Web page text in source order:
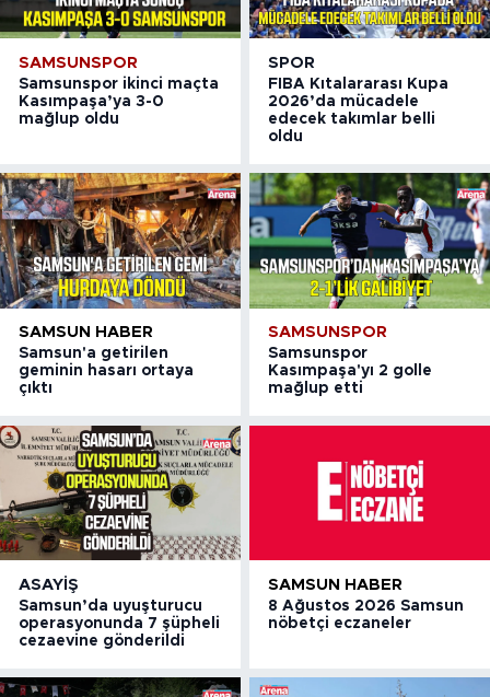
SAMSUNSPOR
Samsunspor ikinci maçta
Kasımpaşa’ya 3-0
mağlup oldu
SPOR
FIBA Kıtalararası Kupa
2026’da mücadele
edecek takımlar belli
oldu
SAMSUN HABER
Samsun'a getirilen
geminin hasarı ortaya
çıktı
SAMSUNSPOR
Samsunspor
Kasımpaşa'yı 2 golle
mağlup etti
ASAYIŞ
Samsun’da uyuşturucu
operasyonunda 7 şüpheli
cezaevine gönderildi
SAMSUN HABER
8 Ağustos 2026 Samsun
nöbetçi eczaneler